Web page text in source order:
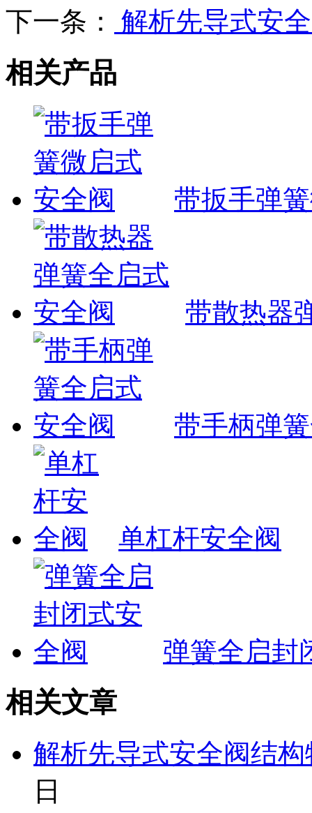
下一条：
解析先导式安
相关产品
带扳手弹
带散热器
带手柄弹
单杠杆安全阀
弹簧全启封
相关文章
解析先导式安全阀结
日